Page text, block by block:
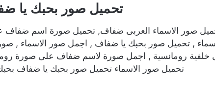
تحميل صور بحبك يا
صور الاسماء العربى ضفاف, تحميل صورة اسم ضفاف
, تحميل صور بحبك يا ضفاف , اجمل صور الاسماء
خلفية رومانسية , اجمل صورة لاسم ضفاف على صورة
تحميل صور الاسماء تحميل صور بحبك يا ضفاف